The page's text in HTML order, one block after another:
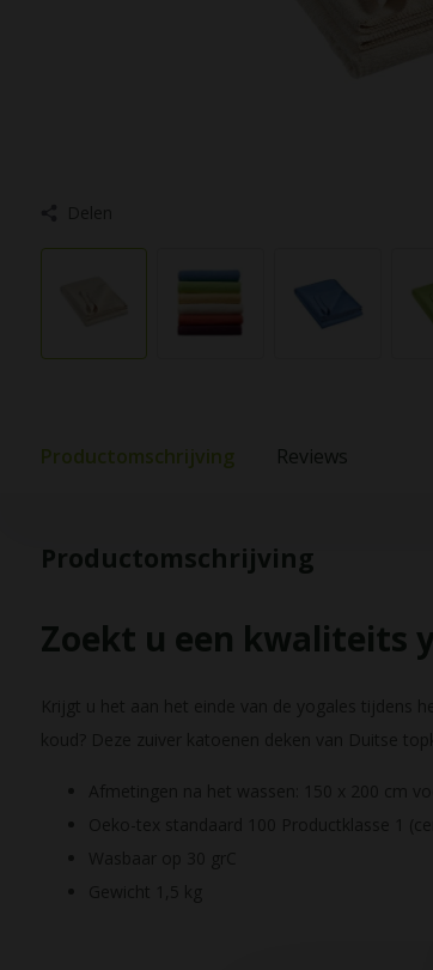
Productomschrijving Reviews
Productomschrijving
Zoekt u een kwaliteits